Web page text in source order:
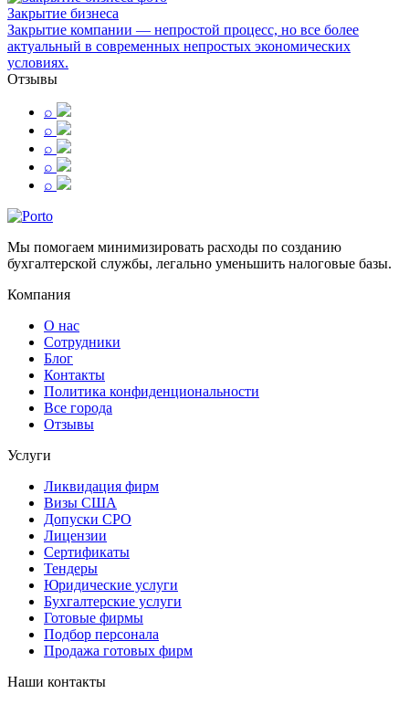
Закрытие бизнеса
Закрытие компании — непростой процесс, но все более
актуальный в современных непростых экономических
условиях.
Отзывы
⌕
⌕
⌕
⌕
⌕
Мы помогаем минимизировать расходы по созданию
бухгалтерской службы, легально уменьшить налоговые базы.
Компания
О нас
Сотрудники
Блог
Контакты
Политика конфиденциональности
Все города
Отзывы
Услуги
Ликвидация фирм
Визы США
Допуски СРО
Лицензии
Сертификаты
Тендеры
Юридические услуги
Бухгалтерские услуги
Готовые фирмы
Подбор персонала
Продажа готовых фирм
Наши контакты